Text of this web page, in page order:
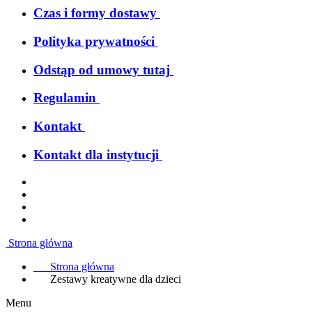
Czas i formy dostawy
Polityka prywatności
Odstąp od umowy tutaj
Regulamin
Kontakt
Kontakt dla instytucji
Strona główna
Strona główna
Zestawy kreatywne dla dzieci
Menu